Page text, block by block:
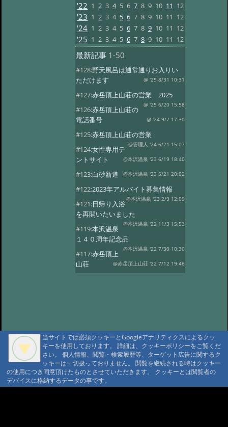
'22 1 2 3 4 5 6 7 8 9 10 11 12
'23 1 2 3 4 5 6 7 8 9 10 11 12
'24 1 2 3 4 5 6 7 8 9 10 11 12
'25 1 2 3 4 5 6 7 8 9 10 11 12
最新記事 1-50
#128:野天風呂は通常通りお入りい
ただけます
@ '25 8/31 10:31
#127:赤岳頂上山荘の営業 2025
@ '25 6/20 15:58
#126:赤岳頂上山荘の
電話番号
@ '24 9/7 17:30
#125:赤岳頂上山荘の営業
@管理人 '24 6/21 15:07
#124:女性専用テ
ントサイト
@本沢温泉 '23 6/19 18:40
#123:白砂新道 @本沢温泉 '23 5/21 20:02
#122:2023年アルバイト募集情報
@本沢温泉 '23 2/9 12:09
#121:日帰り入浴
を再開いたいました
@本沢温泉 '22 11/3 15:53
#119:本沢温泉
１４０周年記念品
@本沢温泉 '22 7/30 10:30
#117:赤岳頂上
山荘
@赤岳頂上山荘 '22 7/12 19:46
予定
#111:野天風呂再開のお知らせ
@ '21 9/16 13:41
#110: 現在野天風呂は
ご利用いただけません
@ '21 9/1 10:24
#109: 2021年度 【本沢温泉】今シー
当サイトでは必須クッキーとGoogleアナリティクスによるクッ
キーを使用しております。 詳細は、クッキーポリシーをご覧くだ
さい。 個人情報、閲覧・検索履歴等、ターゲット広告に関するク
ッキーは一切扱っておりません。 閲覧を継続される時はクッキー
の使用につき同意頂けたものとさせていただきます。 クッキーとは閲覧者の
デバイスに格納するデータの事です。